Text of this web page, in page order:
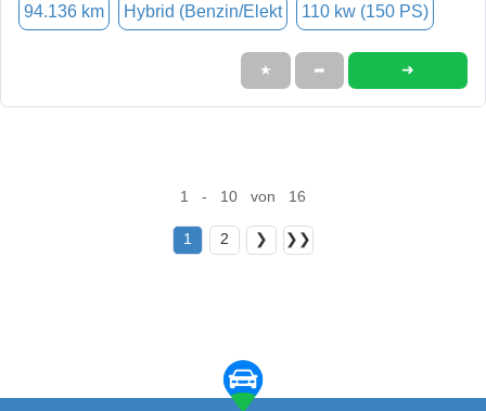
94.136 km Hybrid (Benzin/Elekt 110 kw (150 PS)
★ ➦ ➜
1 - 10 von 16
1 2 ❯ ❯❯